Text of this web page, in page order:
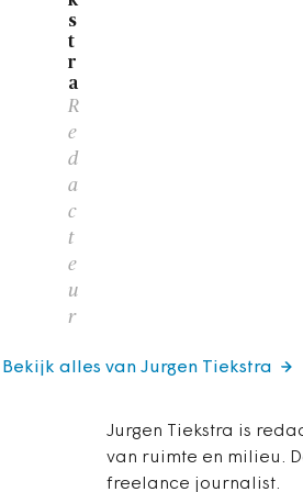
s
t
r
a
R
e
d
a
c
t
e
u
r
Jurgen Tiekstra is
van ruimte en milieu.
freelance journalist.
Bekijk alles van Jurgen Tiekstra